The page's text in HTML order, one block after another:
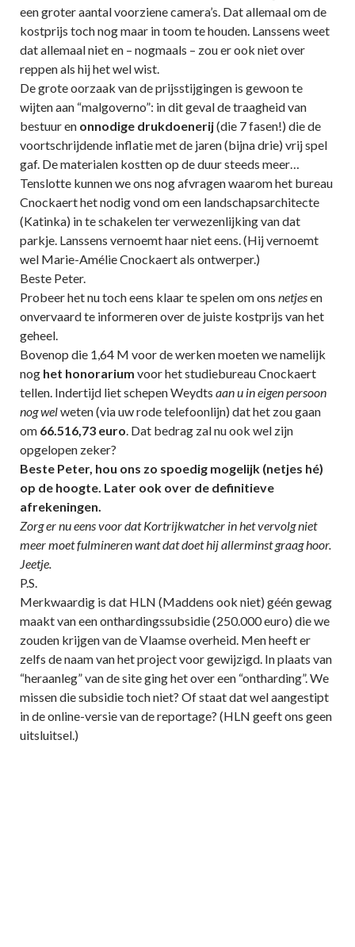
een groter aantal voorziene camera’s. Dat allemaal om de
kostprijs toch nog maar in toom te houden. Lanssens weet
dat allemaal niet en – nogmaals – zou er ook niet over
reppen als hij het wel wist.
De grote oorzaak van de prijsstijgingen is gewoon te
wijten aan “malgoverno”: in dit geval de traagheid van
bestuur en onnodige drukdoenerij(die 7 fasen!) die de
voortschrijdende inflatie met de jaren (bijna drie) vrij spel
gaf. De materialen kostten op de duur steeds meer…
Tenslotte kunnen we ons nog afvragen waarom het bureau
Cnockaert het nodig vond om een landschapsarchitecte
(Katinka) in te schakelen ter verwezenlijking van dat
parkje. Lanssens vernoemt haar niet eens. (Hij vernoemt
wel Marie-Amélie Cnockaert als ontwerper.)
Beste Peter.
Probeer het nu toch eens klaar te spelen om ons netjesen
onvervaard te informeren over de juiste kostprijs van het
geheel.
Bovenop die 1,64 M voor de werken moeten we namelijk
nog het honorarium voor het studiebureau Cnockaert
tellen. Indertijd liet schepen Weydts aan u in eigen persoon
nog welweten (via uw rode telefoonlijn) dat het zou gaan
om 66.516,73 euro. Dat bedrag zal nu ook wel zijn
opgelopen zeker?
Beste Peter, hou ons zo spoedig mogelijk (netjes hé)
op de hoogte. Later ook over de definitieve
afrekeningen.
Zorg er nu eens voor dat Kortrijkwatcher in het vervolg niet
meer moet fulmineren want dat doet hij allerminst graag hoor.
Jeetje.
P.S.
Merkwaardig is dat HLN (Maddens ook niet) géén gewag
maakt van een onthardingssubsidie (250.000 euro) die we
zouden krijgen van de Vlaamse overheid. Men heeft er
zelfs de naam van het project voor gewijzigd. In plaats van
“heraanleg” van de site ging het over een “ontharding”. We
missen die subsidie toch niet? Of staat dat wel aangestipt
in de online-versie van de reportage? (HLN geeft ons geen
uitsluitsel.)